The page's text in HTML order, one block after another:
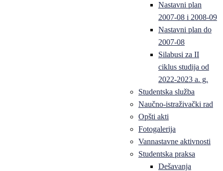
Nastavni plan
2007-08 i 2008-09
Nastavni plan do
2007-08
Silabusi za II
ciklus studija od
2022-2023 a. g.
Studentska služba
Naučno-istraživački rad
Opšti akti
Fotogalerija
Vannastavne aktivnosti
Studentska praksa
Dešavanja